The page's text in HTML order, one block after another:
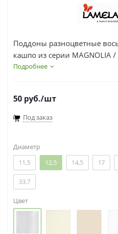
Поддоны разноцветные
кашпо из серии
Подробнее
50 руб./шт
Под заказ
Диаметр
11,5
12,5 14,5 17
33,7
Цвет